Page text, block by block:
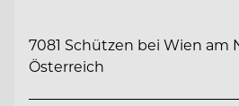
7081 Schützen bei Wien am
Österreich